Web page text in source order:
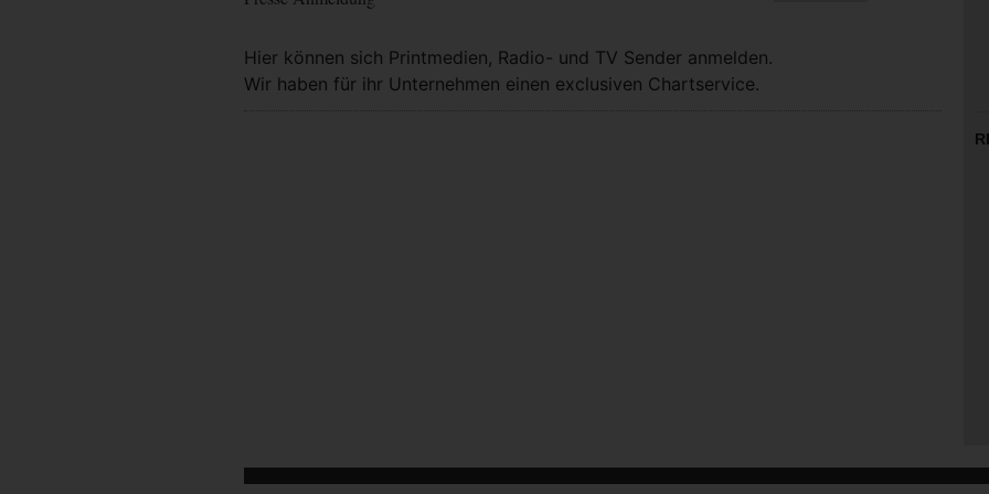
Hier können sich Printmedien, Radio- und TV Sender anmelden.
Wir haben für ihr Unternehmen einen exclusiven Chartservice.